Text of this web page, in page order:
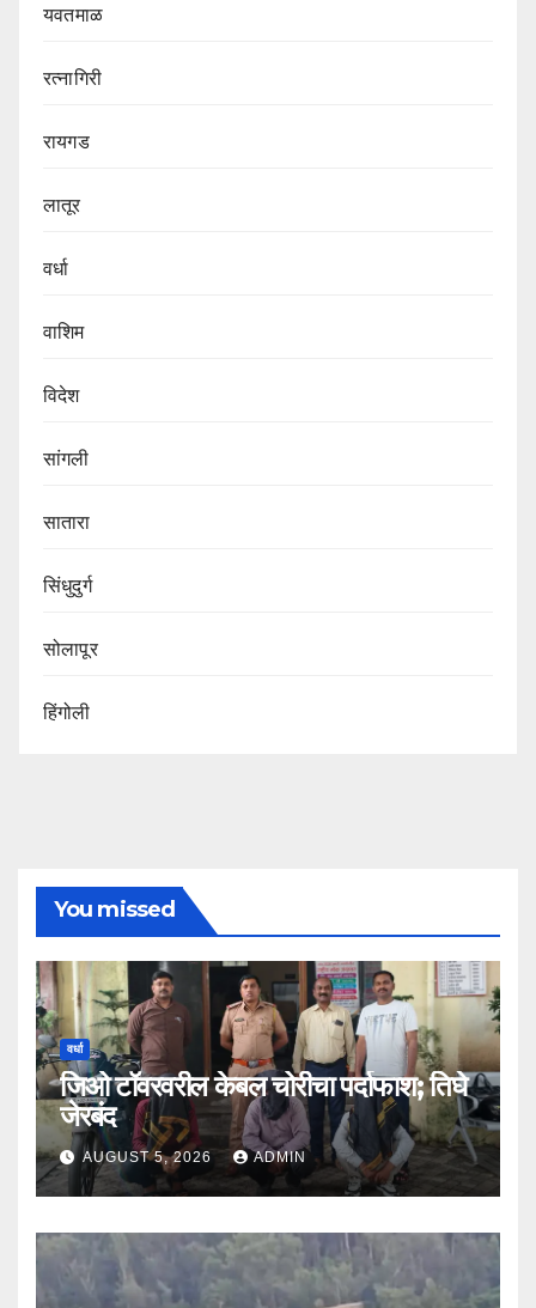
यवतमाळ
रत्नागिरी
रायगड
लातूर
वर्धा
वाशिम
विदेश
सांगली
सातारा
सिंधुदुर्ग
सोलापूर
हिंगोली
You missed
वर्धा
जिओ टॉवरवरील केबल चोरीचा पर्दाफाश; तिघे
जेरबंद
AUGUST 5, 2026 ADMIN